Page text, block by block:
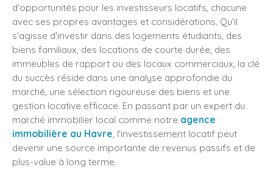
d'opportunités pour les investisseurs locatifs, chacune
avec ses propres avantages et considérations. Qu'il
s'agisse d'investir dans des logements étudiants, des
biens familiaux, des locations de courte durée, des
immeubles de rapport ou des locaux commerciaux, la clé
du succès réside dans une analyse approfondie du
marché, une sélection rigoureuse des biens et une
gestion locative efficace. En passant par un expert du
marché immobilier local comme notre agence
immobilière au Havre , l'investissement locatif peut
devenir une source importante de revenus passifs et de
plus-value à long terme.